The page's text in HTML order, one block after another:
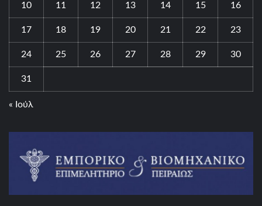
10 11 12 13 14 15 16
17 18 19 20 21 22 23
24 25 26 27 28 29 30
31
« Ιούλ